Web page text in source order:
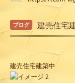
ブログ 建売住宅
建売住宅建築中